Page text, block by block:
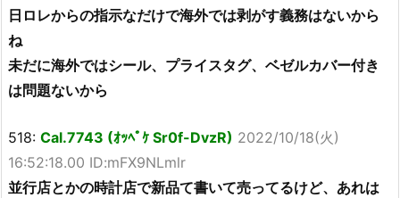
日ロレからの指示なだけで海外では剥がす義務はないから
ね
未だに海外ではシール、プライスタグ、ベゼルカバー付き
は問題ないから
518: Cal.7743 (ｵｯﾍﾟｹ Sr0f-DvzR) 2022/10/18(火)
16:52:18.00 ID:mFX9NLmlr
並行店とかの時計店で新品て書いて売ってるけど、あれは